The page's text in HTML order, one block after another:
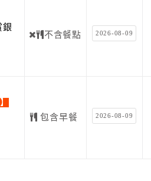
銀
不含餐點 2026-08-09
包含早餐 2026-08-09